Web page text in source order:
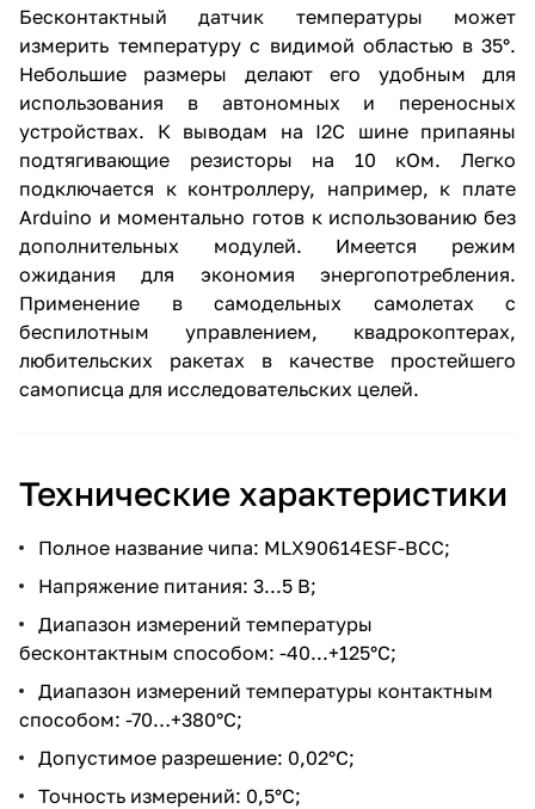
Бесконтактный датчик температуры может
измерить температуру с видимой областью в 35°.
Небольшие размеры делают его удобным для
использования в автономных и переносных
устройствах. К выводам на I2C шине припаяны
подтягивающие резисторы на 10 кОм. Легко
подключается к контроллеру, например, к плате
Arduino и моментально готов к использованию без
дополнительных модулей. Имеется режим
ожидания для экономия энергопотребления.
Применение в самодельных самолетах с
беспилотным управлением, квадрокоптерах,
любительских ракетах в качестве простейшего
самописца для исследовательских целей.
Технические характеристики
Полное название чипа: MLX90614ESF-BCC;
Напряжение питания: 3...5 В;
Диапазон измерений температуры
бесконтактным способом: -40...+125°C;
Диапазон измерений температуры контактным
способом: -70…+380°C;
Допустимое разрешение: 0,02°C;
Точность измерений: 0,5°C;